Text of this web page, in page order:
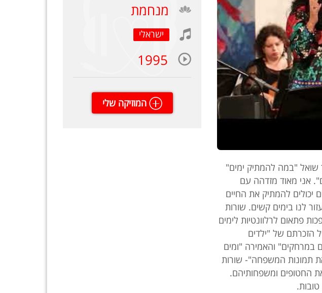
שואל "במה להמתיק ימים"
אני מאוד מזדהה עם
יכולים להמתיק את החיים
לנו בימים קשים. שורות
פתאום לרלוונטיות לימים
הזכרתם של "ילדים
במרחקים" והאמירה "ומים
תמונות המשפחה"- שורות
החטופים ומשפחותיהם.
מנחמת
ישראלי
1995
המוזיקה שלי